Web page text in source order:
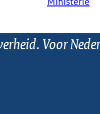
Voor